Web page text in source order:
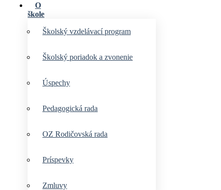
O
škole
Školský vzdelávací program
Školský poriadok a zvonenie
Úspechy
Pedagogická rada
OZ Rodičovská rada
Príspevky
Zmluvy